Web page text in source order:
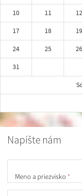
10
11 12
17
18 19
24
25 26
31
Napíšte nám
Meno a priezvisko *